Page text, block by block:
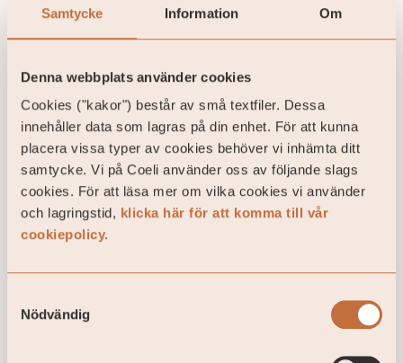
Samtycke Information Om
Denna webbplats använder cookies
Cookies ("kakor") består av små textfiler. Dessa
innehåller data som lagras på din enhet. För att kunna
placera vissa typer av cookies behöver vi inhämta ditt
samtycke. Vi på Coeli använder oss av följande slags
cookies. För att läsa mer om vilka cookies vi använder
och lagringstid, klicka här för att komma till vår
cookiepolicy.
Nödvändig
Aktuellt
Senaste nytt från Coeli
Läs mer här